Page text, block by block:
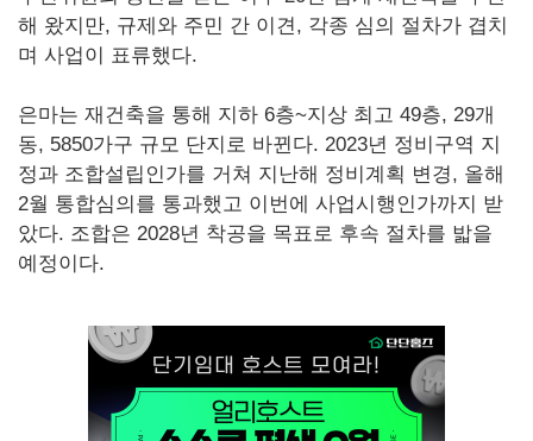
해 왔지만, 규제와 주민 간 이견, 각종 심의 절차가 겹치
며 사업이 표류했다.
은마는 재건축을 통해 지하 6층~지상 최고 49층, 29개
동, 5850가구 규모 단지로 바뀐다. 2023년 정비구역 지
정과 조합설립인가를 거쳐 지난해 정비계획 변경, 올해
2월 통합심의를 통과했고 이번에 사업시행인가까지 받
았다. 조합은 2028년 착공을 목표로 후속 절차를 밟을
예정이다.